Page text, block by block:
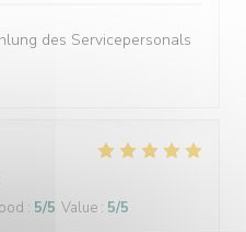
des Servicepersonals
: 5/5 Value : 5/5